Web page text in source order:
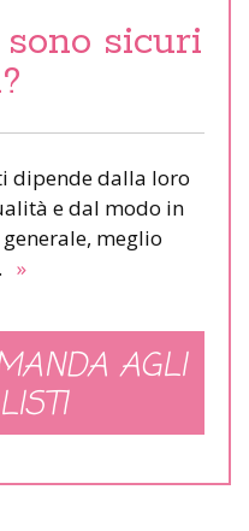
sicuri
dipende dalla loro
e dal modo in
meglio
»
AGLI